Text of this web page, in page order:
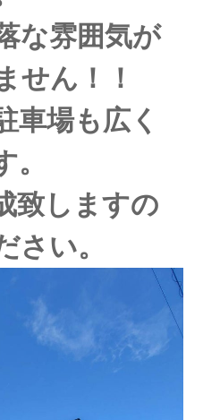
な雰囲気が
せん！！
車場も広く
致しますの
さい。